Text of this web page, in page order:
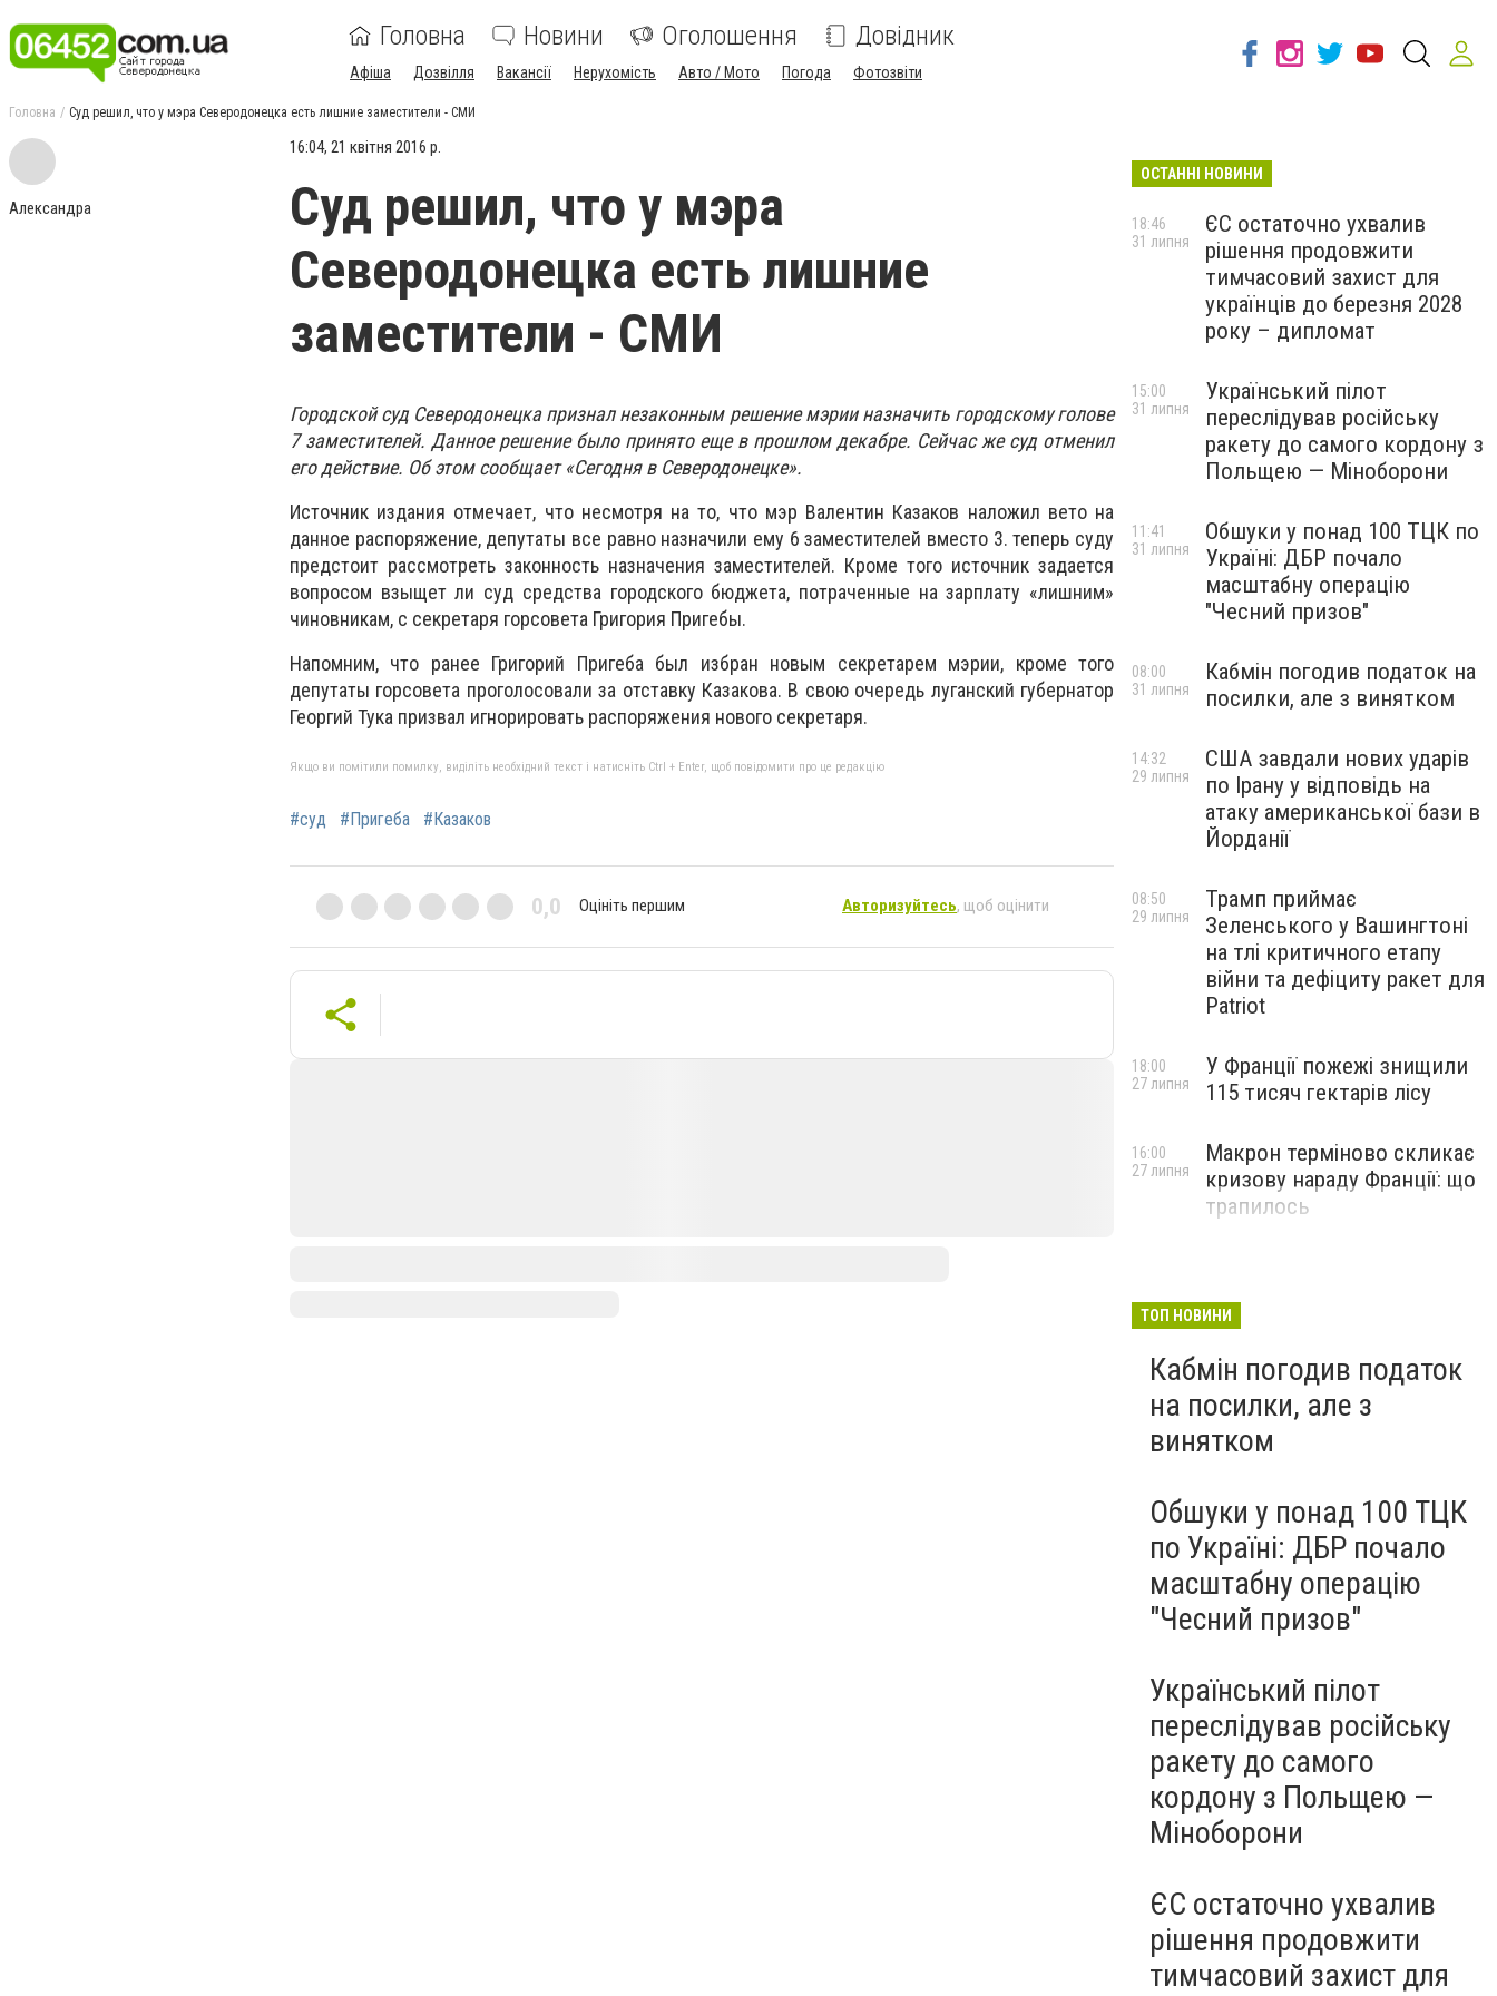
Головна Новини Оголошення Довідник
Афіша Дозвілля Вакансії Нерухомість Авто / Мото Погода Фотозвіти
Головна Суд решил, что у мэра Северодонецка есть лишние заместители - СМИ
Александра
16:04, 21 квітня 2016 р.
Суд решил, что у мэра
Северодонецка есть лишние
заместители - СМИ
Городской суд Северодонецка признал незаконным решение мэрии назначить городскому голове
7 заместителей. Данное решение было принято еще в прошлом декабре. Сейчас же суд отменил
его действие. Об этом сообщает «Сегодня в Северодонецке».
Источник издания отмечает, что несмотря на то, что мэр Валентин Казаков наложил вето на
данное распоряжение, депутаты все равно назначили ему 6 заместителей вместо 3. теперь суду
предстоит рассмотреть законность назначения заместителей. Кроме того источник задается
вопросом взыщет ли суд средства городского бюджета, потраченные на зарплату «лишним»
чиновникам, с секретаря горсовета Григория Пригебы.
Напомним, что ранее Григорий Пригеба был избран новым секретарем мэрии, кроме того
депутаты горсовета проголосовали за отставку Казакова. В свою очередь луганский губернатор
Георгий Тука призвал игнорировать распоряжения нового секретаря.
Якщо ви помітили помилку, виділіть необхідний текст і натисніть Ctrl + Enter, щоб повідомити про це редакцію
#суд #Пригеба #Казаков
0,0 Оцініть першим Авторизуйтесь, щоб оцінити
ОСТАННІ НОВИНИ
ЄС остаточно ухвалив
рішення продовжити
тимчасовий захист для
українців до березня 2028
року – дипломат
18:46
31 липня
Український пілот
переслідував російську
ракету до самого кордону з
Польщею — Міноборони
15:00
31 липня
Обшуки у понад 100 ТЦК по
Україні: ДБР почало
масштабну операцію
"Чесний призов"
11:41
31 липня
Кабмін погодив податок на
посилки, але з винятком
08:00
31 липня
США завдали нових ударів
по Ірану у відповідь на
атаку американської бази в
Йорданії
14:32
29 липня
Трамп приймає
Зеленського у Вашингтоні
на тлі критичного етапу
війни та дефіциту ракет для
Patriot
08:50
29 липня
У Франції пожежі знищили
115 тисяч гектарів лісу
18:00
27 липня
Макрон терміново скликає
кризову нараду Франції: що
трапилось
16:00
27 липня
ТОП НОВИНИ
Кабмін погодив податок
на посилки, але з
винятком
Обшуки у понад 100 ТЦК
по Україні: ДБР почало
масштабну операцію
"Чесний призов"
Український пілот
переслідував російську
ракету до самого
кордону з Польщею —
Міноборони
ЄС остаточно ухвалив
рішення продовжити
тимчасовий захист для